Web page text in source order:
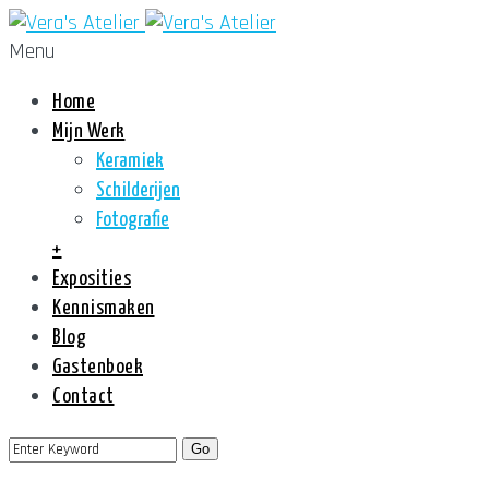
Menu
Home
Mijn Werk
Keramiek
Schilderijen
Fotografie
+
Exposities
Kennismaken
Blog
Gastenboek
Contact